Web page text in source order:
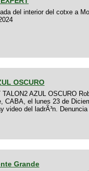
del interior del cotxe a
OSCURO
TALON2 AZUL OSCURO
CABA, el lunes 23 de
video del ladrÃ³n.
Grande